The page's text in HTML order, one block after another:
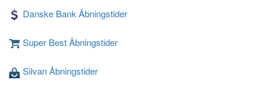
Loading ...
Danske Bank Åbningstider
Super Best Åbningstider
Silvan Åbningstider